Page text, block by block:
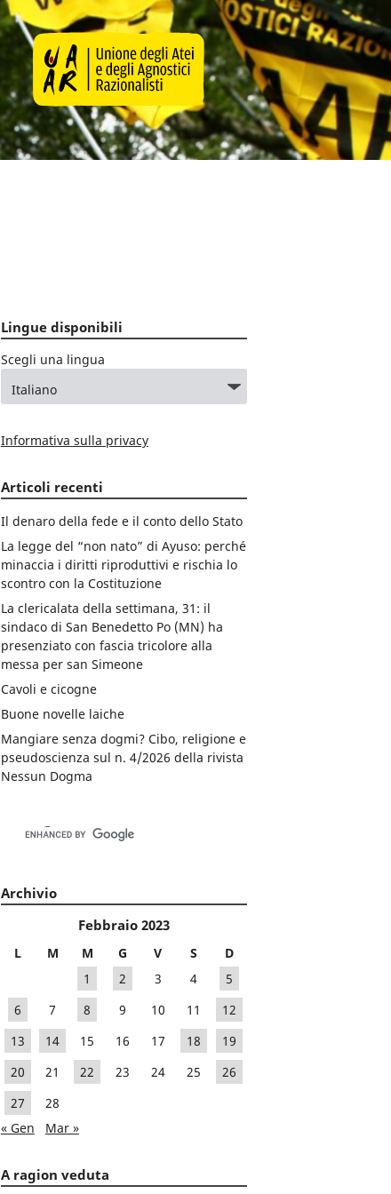
Lingue disponibili
Scegli una lingua
Informativa sulla privacy
Articoli recenti
Il denaro della fede e il conto dello Stato
La legge del “non nato” di Ayuso: perché
minaccia i diritti riproduttivi e rischia lo
scontro con la Costituzione
La clericalata della settimana, 31: il
sindaco di San Benedetto Po (MN) ha
presenziato con fascia tricolore alla
messa per san Simeone
Cavoli e cicogne
Buone novelle laiche
Mangiare senza dogmi? Cibo, religione e
pseudoscienza sul n. 4/2026 della rivista
Nessun Dogma
Archivio
Febbraio 2023
L M M G V S
D
1
2 3 4
5
6
7 8 9 10 11
12
13
14 15 16 17 18
19
20
21 22 23 24 25
26
27
28
« Gen
Mar »
A ragion veduta